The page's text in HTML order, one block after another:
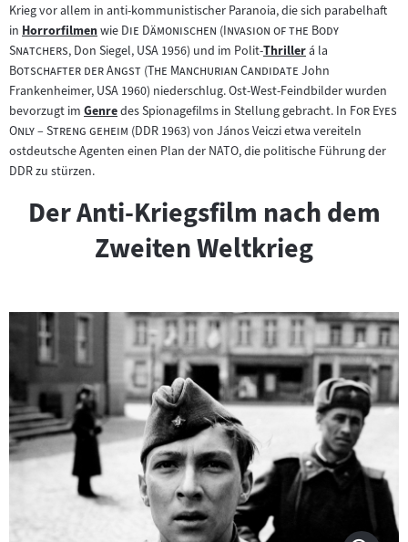
Krieg vor allem in anti-kommunistischer Paranoia, die sich parabelhaft
in Zum
Inhalt:
Horrorfilmenwie "Die Dämonischen "("Invasion of the Body
Snatchers", Don Siegel, USA 1956) und im Polit-Zum
Inhalt:
Thrillerá la
Botschafter der Angst"("The Manchurian Candidate "John
Frankenheimer, USA 1960) niederschlug. Ost-West-Feindbilder wurden
bevorzugt im Zum
Inhalt:
Genredes Spionagefilms in Stellung gebracht. In "For Eyes
Only – Streng geheim "(DDR 1963) von János Veiczi etwa vereiteln
ostdeutsche Agenten einen Plan der NATO, die politische Führung der
DDR zu stürzen.
Der Anti-Kriegsfilm nach dem
Zweiten Weltkrieg